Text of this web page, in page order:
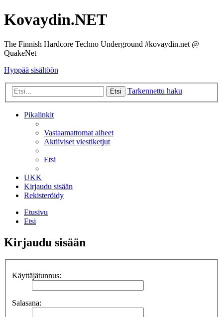
Kovaydin.NET
The Finnish Hardcore Techno Underground #kovaydin.net @
QuakeNet
Hyppää sisältöön
Etsi Tarkennettu haku
Pikalinkit
Vastaamattomat aiheet
Aktiiviset viestiketjut
Etsi
UKK
Kirjaudu sisään
Rekisteröidy
Etusivu
Etsi
Kirjaudu sisään
Käyttäjätunnus:
Salasana: